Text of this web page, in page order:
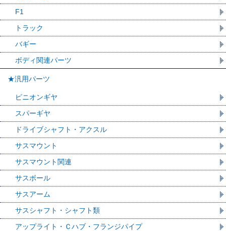
F1
トラック
バギー
ボディ関連パーツ
★汎用パーツ
ピニオンギヤ
スパーギヤ
ドライブシャフト・アクスル
サスマウント
サスマウント関連
サスボール
サスアーム
サスシャフト・シャフト類
アップライト・Ｃハブ・フランジパイプ